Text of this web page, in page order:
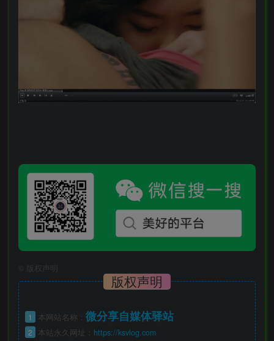
版权声明
版权声明
1 本网站名称： 微分享自媒体驿站
2 本站永久网址： https://ksvlog.com